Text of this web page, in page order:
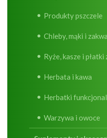
Produkty pszczele
Chleby, mąki i
Ryże, kasze i płatki
Herbata i kawa
Herbatki
Warzywa i owoce